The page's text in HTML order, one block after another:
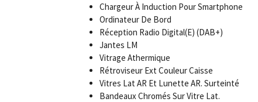
Chargeur À Induction Pour Smartphone
Ordinateur De Bord
Réception Radio Digital(E) (DAB+)
Jantes LM
Vitrage Athermique
Rétroviseur Ext Couleur Caisse
Vitres Lat AR Et Lunette AR. Surteinté
Bandeaux Chromés Sur Vitre Lat.